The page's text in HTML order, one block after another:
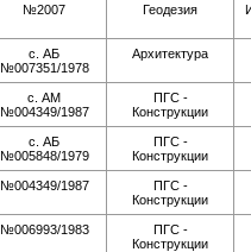
№2007 Геодезия
с. АБ
№007351/1978
Архитектура
с. АМ
№004349/1987
ПГС -
Конструкции
с. АБ
№005848/1979
ПГС -
Конструкции
№004349/1987
ПГС -
Конструкции
№006993/1983
ПГС -
Конструкции